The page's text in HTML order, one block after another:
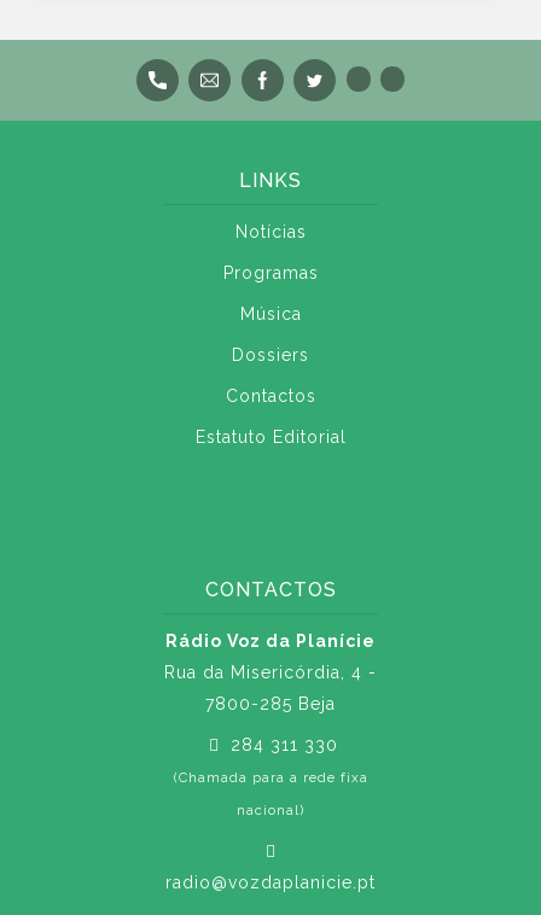
LINKS
Notícias
Programas
Música
Dossiers
Contactos
Estatuto Editorial
CONTACTOS
Rádio Voz da Planície
Rua da Misericórdia, 4 -
7800-285 Beja
284 311 330
(Chamada para a rede fixa
nacional)
radio@vozdaplanicie.pt